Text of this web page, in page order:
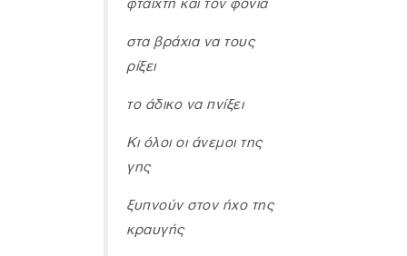
φταίχτη και τον φονιά
στα βράχια να τους
ρίξει
το άδικο να πνίξει
Κι όλοι οι άνεμοι της
γης
ξυπνούν στον ήχο της
κραυγής